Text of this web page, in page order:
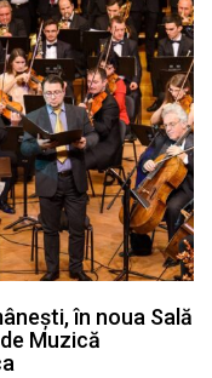
în noua Sală
Muzică